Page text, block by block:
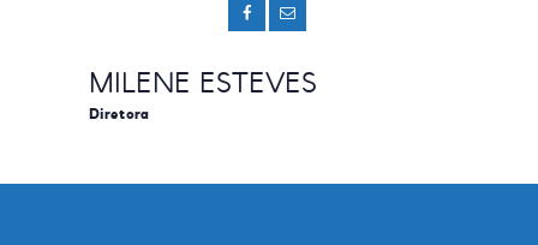
MILENE ESTEVES
Diretora